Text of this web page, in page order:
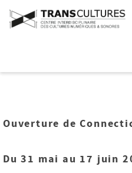
Ouverture de
Du 31 mai au 17 juin